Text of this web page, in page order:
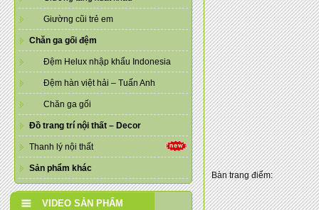
Giường cũi trẻ em
Chăn ga gối đệm
Đệm Helux nhập khẩu Indonesia
Đệm hàn việt hải – Tuấn Anh
Chăn ga gối
Đồ trang trí nội thất – Decor
Thanh lý nội thất
Sản phẩm khác
VIDEO SẢN PHẨM
Bàn trang điểm: